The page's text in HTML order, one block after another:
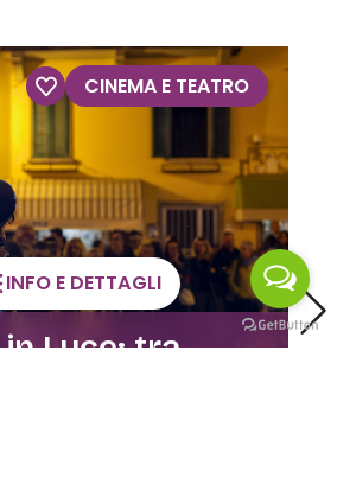
INFO E DETTAGLI
CINEMA E TEATRO
Luce: tra